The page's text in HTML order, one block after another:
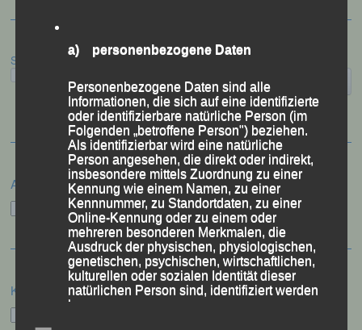
Suchen
Archiv
Archiv
Kategorien
Kategorien
a) personenbezogene Daten
Personenbezogene Daten sind alle
Informationen, die sich auf eine identifizierte
oder identifizierbare natürliche Person (im
Folgenden „betroffene Person") beziehen.
Als identifizierbar wird eine natürliche
Person angesehen, die direkt oder indirekt,
insbesondere mittels Zuordnung zu einer
Kennung wie einem Namen, zu einer
Kennnummer, zu Standortdaten, zu einer
Online-Kennung oder zu einem oder
mehreren besonderen Merkmalen, die
Ausdruck der physischen, physiologischen,
genetischen, psychischen, wirtschaftlichen,
kulturellen oder sozialen Identität dieser
natürlichen Person sind, identifiziert werden
kann.